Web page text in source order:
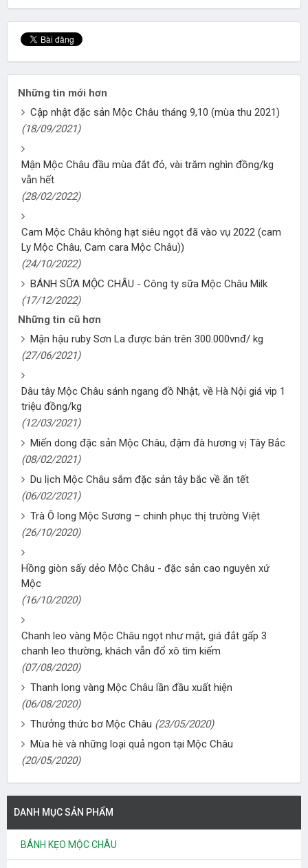
Những tin mới hơn
Cập nhật đặc sản Mộc Châu tháng 9,10 (mùa thu 2021)
(18/09/2021)
Mận Mộc Châu đầu mùa đắt đỏ, vài trăm nghìn đồng/kg
vẫn hết
(28/02/2022)
Cam Mộc Châu không hạt siêu ngọt đã vào vụ 2022 (cam
Ly Mộc Châu, Cam cara Mộc Châu))
(24/10/2022)
BÁNH SỮA MỘC CHÂU - Công ty sữa Mộc Châu Milk
(17/12/2022)
Những tin cũ hơn
Mận hậu ruby Sơn La được bán trên 300.000vnđ/ kg
(27/06/2021)
Dâu tây Mộc Châu sánh ngang đồ Nhật, về Hà Nội giá vip 1
triệu đồng/kg
(12/03/2021)
Miến dong đặc sản Mộc Châu, đậm đà hương vị Tây Bắc
(08/02/2021)
Du lịch Mộc Châu sắm đặc sản tây bắc về ăn tết
(06/02/2021)
Trà Ô long Mộc Sương – chinh phục thị trường Việt
(26/10/2020)
Hồng giòn sấy dẻo Mộc Châu - đặc sản cao nguyên xứ
Mộc
(16/10/2020)
Chanh leo vàng Mộc Châu ngọt như mật, giá đắt gấp 3
chanh leo thường, khách vẫn đổ xô tìm kiếm
(07/08/2020)
Thanh long vàng Mộc Châu lần đầu xuất hiện
(06/08/2020)
Thưởng thức bơ Mộc Châu (23/05/2020)
Mùa hè và những loại quả ngon tại Mộc Châu
(20/05/2020)
DANH MỤC SẢN PHẨM
BÁNH KẸO MỘC CHÂU